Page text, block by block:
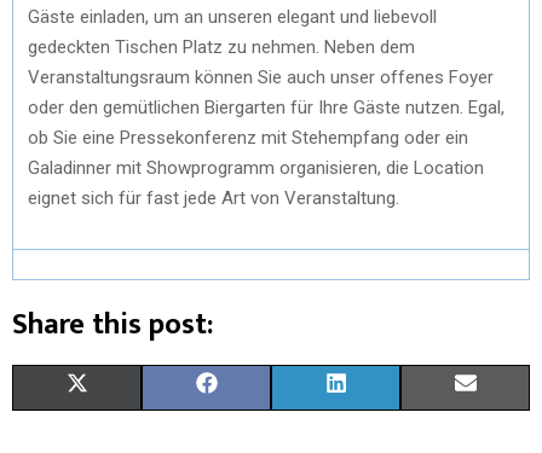
Gäste einladen, um an unseren elegant und liebevoll
gedeckten Tischen Platz zu nehmen. Neben dem
Veranstaltungsraum können Sie auch unser offenes Foyer
oder den gemütlichen Biergarten für Ihre Gäste nutzen. Egal,
ob Sie eine Pressekonferenz mit Stehempfang oder ein
Galadinner mit Showprogramm organisieren, die Location
eignet sich für fast jede Art von Veranstaltung.
Share this post: